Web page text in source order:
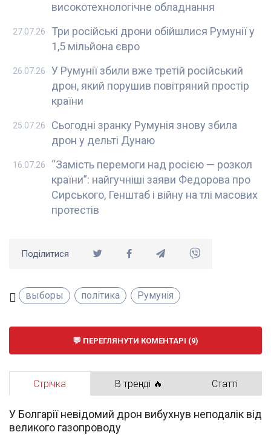
високотехнологічне обладнання
Три російські дрони обійшлися Румунії у
1,5 мільйона євро
27.07.26
У Румунії збили вже третій російський
дрон, який порушив повітряний простір
країни
26.07.26
Сьогодні зранку Румунія знову збила
дрон у дельті Дунаю
25.07.26
“Замість перемоги над росією — розкол
країни”: найгучніші заяви Федорова про
Сирського, Генштаб і війну на тлі масових
протестів
16.07.26
Поділитися
выборы політика Румунія
ПЕРЕГЛЯНУТИ КОМЕНТАРІ (9)
Стрічка В тренді 🔥 Статті
У Болгарії невідомий дрон вибухнув неподалік від
великого газопроводу